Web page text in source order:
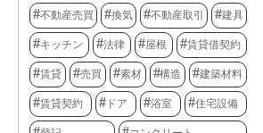
不動産売買 換気 不動産取引 建具
キッチン 法律 屋根 賃貸借契約
賃貸 売買 素材 構造 建築材料
賃貸契約 ドア 浴室 住宅設備